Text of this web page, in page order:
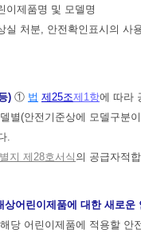
이제품명 및 모델명
실 처분, 안전확인표시의 사
) ① 법 제25조제1항에 따라
별(안전기준상에 모델구분
.
별지 제28호서식 의 공급자적
상어린이제품에 대한 새로운
당 어린이제품에 적용할 안